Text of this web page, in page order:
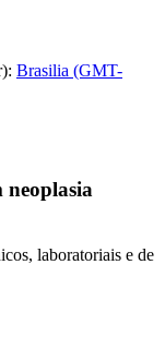
Brasilia (GMT-
neoplasia
laboratoriais e de